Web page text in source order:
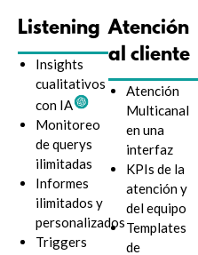
Listening
Insights
cualitativos
con IA
Monitoreo
de querys
ilimitadas
Informes
ilimitados y
personalizados
Triggers
Atención
al cliente
Atención
Multicanal
en una
interfaz
KPIs de la
atención y
del equipo
Templates
de